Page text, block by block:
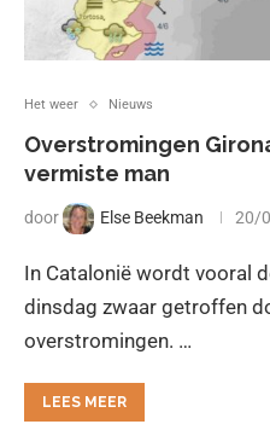
Het weer Nieuws
Overstromingen
vermiste man
door Else Beekman 20/
In Catalonië wordt vooral
dinsdag zwaar getroffen
overstromingen. …
LEES MEER